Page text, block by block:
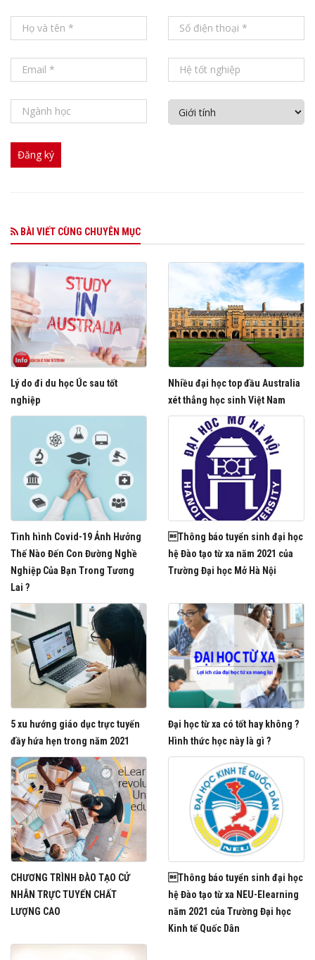
BÀI VIẾT CÙNG CHUYÊN MỤC
Lý do đi du học Úc sau tốt
nghiệp
Nhiều đại học top đầu Australia
xét thẳng học sinh Việt Nam
Tình hình Covid-19 Ảnh Hưởng
Thế Nào Đến Con Đường Nghề
Nghiệp Của Bạn Trong Tương
Lai ?
Thông báo tuyển sinh đại học
hệ Đào tạo từ xa năm 2021 của
Trường Đại học Mở Hà Nội
5 xu hướng giáo dục trực tuyến
đầy hứa hẹn trong năm 2021
Đại học từ xa có tốt hay không ?
Hình thức học này là gì ?
CHƯƠNG TRÌNH ĐÀO TẠO CỬ
NHÂN TRỰC TUYẾN CHẤT
LƯỢNG CAO
Thông báo tuyển sinh đại học
hệ Đào tạo từ xa NEU-Elearning
năm 2021 của Trường Đại học
Kinh tế Quốc Dân